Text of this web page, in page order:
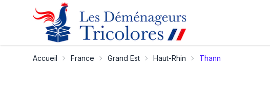
Accueil France Grand Est Haut-Rhin Thann